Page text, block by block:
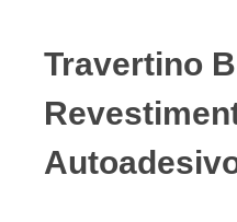
Travertino